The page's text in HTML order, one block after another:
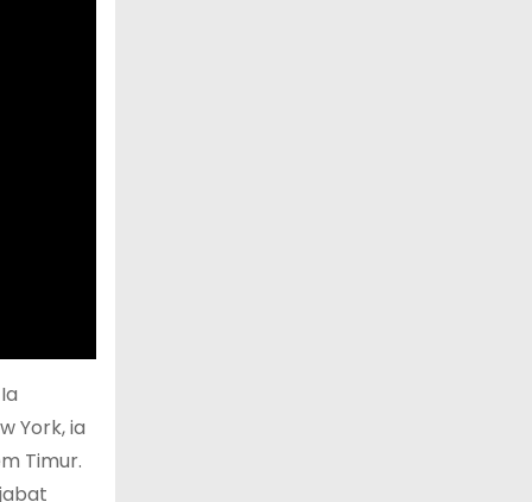
York, ia
Timur.